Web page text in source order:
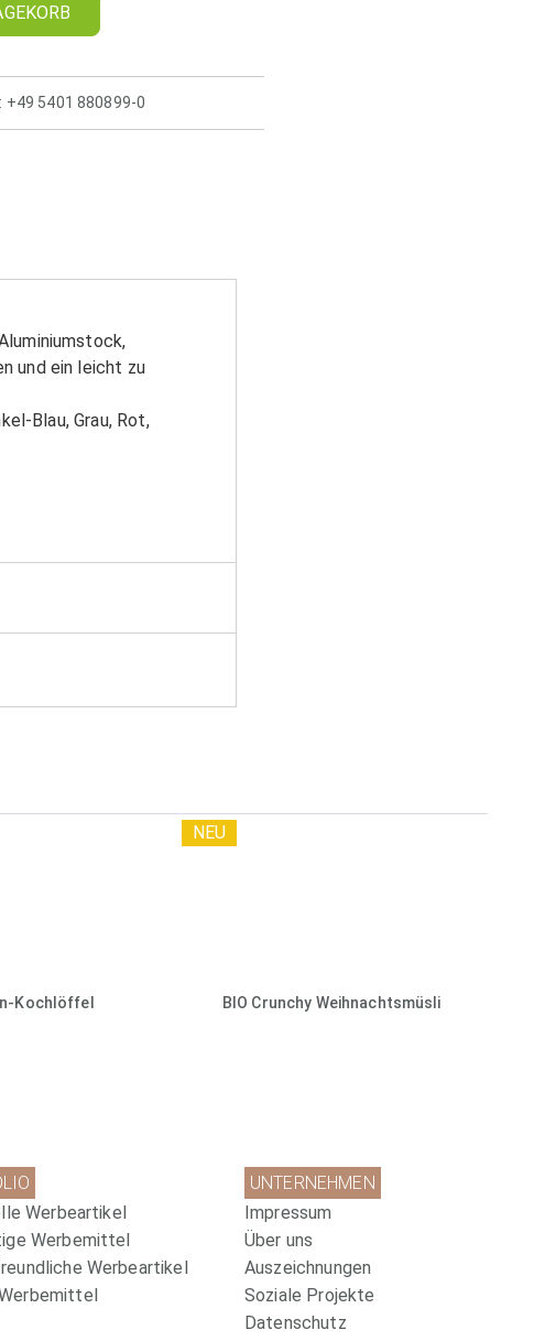
+49 5401 880899-0
und ein leicht zu
Blau, Grau, Rot,
Kochlöffel BIO Crunchy Weihnachtsmüsli
NEU
Werbeartikel
Werbemittel
Werbeartikel
UNTERNEHMEN
Impressum
Über uns
Auszeichnungen
Soziale Projekte
Datenschutz